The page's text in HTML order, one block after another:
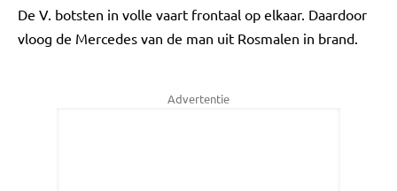
De V. botsten in volle vaart frontaal op elkaar. Daardoor
vloog de Mercedes van de man uit Rosmalen in brand.
Advertentie